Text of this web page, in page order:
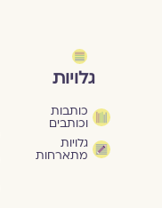
גלויות
כותבות
וכותבים
גלויות
מתארחות